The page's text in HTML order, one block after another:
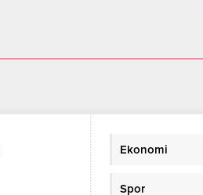
Ekonomi
Spor